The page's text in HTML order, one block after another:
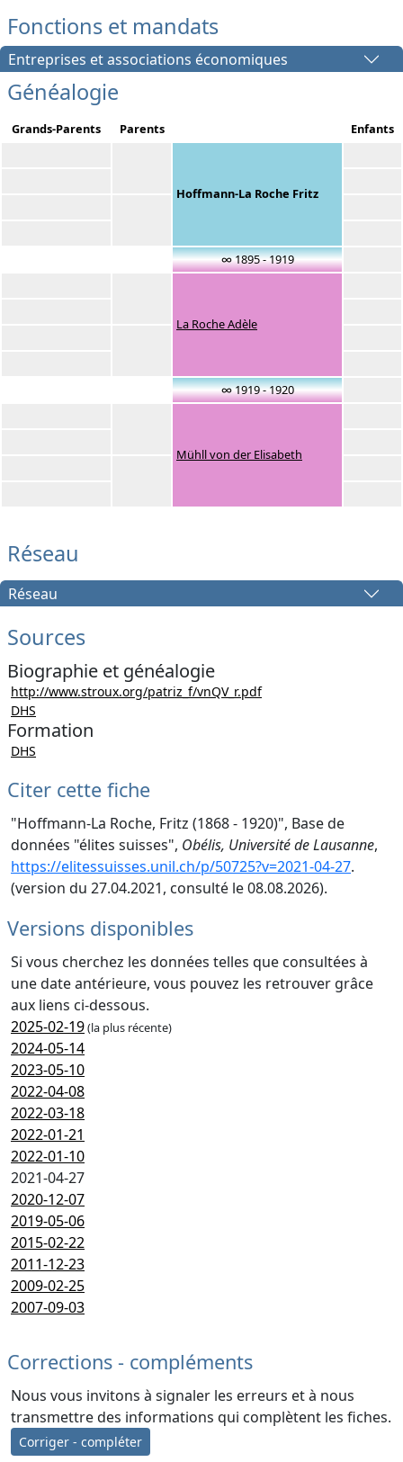
Fonctions et mandats
Entreprises et associations économiques
Généalogie
Grands-Parents Parents Enfants
Hoffmann-La Roche Fritz
∞ 1895 - 1919
La Roche Adèle
∞ 1919 - 1920
Mühll von der Elisabeth
Réseau
Réseau
Sources
Biographie et généalogie
http://www.stroux.org/patriz_f/vnQV_r.pdf
DHS
Formation
DHS
Citer cette fiche
"Hoffmann-La Roche, Fritz (1868 - 1920)", Base de
données "élites suisses", Obélis, Université de Lausanne,
https://elitessuisses.unil.ch/p/50725?v=2021-04-27.
(version du 27.04.2021, consulté le 08.08.2026).
Versions disponibles
Si vous cherchez les données telles que consultées à
une date antérieure, vous pouvez les retrouver grâce
aux liens ci-dessous.
2025-02-19(la plus récente)
2024-05-14
2023-05-10
2022-04-08
2022-03-18
2022-01-21
2022-01-10
2021-04-27
2020-12-07
2019-05-06
2015-02-22
2011-12-23
2009-02-25
2007-09-03
Corrections - compléments
Nous vous invitons à signaler les erreurs et à nous
transmettre des informations qui complètent les fiches.
Corriger - compléter